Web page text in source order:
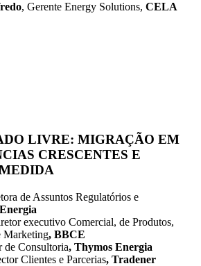
, Gerente Energy Solutions, CELA
LIVRE: MIGRAÇÃO EM
CRESCENTES E
de Assuntos Regulatórios e
executivo Comercial, de Produtos,
Marketing, BBCE
de Consultoria, Thymos Energia
Clientes e Parcerias, Tradener